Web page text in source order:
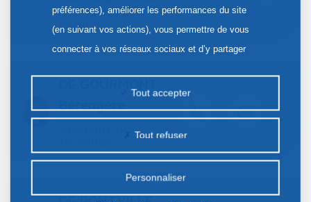
l'IHBN (CHU de
Caen)
+
préférences), améliorer les performances du site
(en suivant vos actions), vous permettre de vous
connecter à vos réseaux sociaux et d’y partager
la publicité personnalisée sur notre site ou ceux de
nos partenaires. Certains traceurs non classés
préalable.
Tout accepter
Tout refuser
Personnaliser